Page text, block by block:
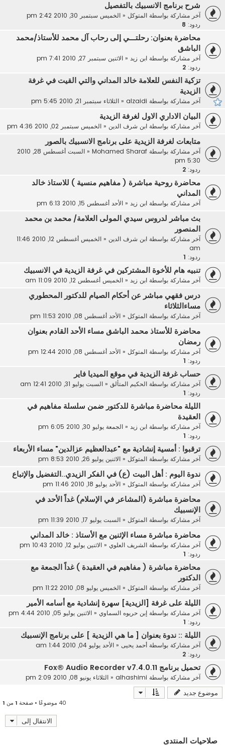
شرح برنامج الانسبيك بالتفصيل
آخر مشاركة بواسطة المتوكل « الخميس سبتمبر 30, 2010 2:42 pm
ردود: 8
محاضرة بعنوان: رحلتـــي إلى رحاب آل محمد للأستاذ/محمد
الباشق
آخر مشاركة بواسطة ابن زيد « الاثنين سبتمبر 27, 2010 7:41 pm
ردود: 2
تزكية النفس للعلامة خالد المداني والتي القيت في غرفة
الزيدية
آخر مشاركة بواسطة alzaidi
« الثلاثاء سبتمبر 21, 2010 5:45 pm
البيان الاداري الاول لغرفة الزيدية
آخر مشاركة بواسطة ابن شرف الدين « الخميس سبتمبر 02, 2010 4:36 pm
متابعات لغرفة الزيدية على برنامج الانسبيك بالصور
آخر مشاركة بواسطة Mohamed Sharaf
«
السبت أغسطس 28, 2010
5:30 pm
ردود: 2
محاضرة روحية مباشرة ( مفاهيم منسية ) للاستاذ خالد
المداني
آخر مشاركة بواسطة ابن زيد « الأحد أغسطس 15, 2010 6:13 pm
بث مباشر لدروس سيدي المولى العلامة/ محمد بن محمد
المنصور
آخر مشاركة بواسطة ابن شرف الدين «
الخميس أغسطس 12, 2010 11:46
am
ردود: 1
تنبيه هام للأخوة المشتركين في غرفة الزيدية في الانسبيك
آخر مشاركة بواسطة ابن زيد « الخميس أغسطس 12, 2010 11:09 am
درس فقهي مباشر عن أحكام الصيام للدكتور المحطوري
مساءالثلاثاء
آخر مشاركة بواسطة المتوكل « الأحد أغسطس 08, 2010 11:53 pm
محاضرة للأستاذ محمد الباشق مساء الأحد القادم بعنوان
رمضان
آخر مشاركة بواسطة المتوكل « الأحد أغسطس 08, 2010 12:44 pm
ردود: 1
حساب غرفة الزيدية في موقع الميديا فاير
آخر مشاركة بواسطة الحكيم المتألق « السبت يوليو 31, 2010 12:41 am
ردود: 1
الليلة محاضرة مباشرة للدكتور ضمن سلسلة مفاهيم في
العقيدة
آخر مشاركة بواسطة ابن زيد « الجمعة يوليو 30, 2010 6:05 pm
ردود: 1
ترقبوا : أمسية إنشادية مع "عبدالعظيم عزالدين" مساء الأربعاء
آخر مشاركة بواسطة المتوكل « الاثنين يوليو 26, 2010 8:53 pm
ندوة اليوم : أهل البيت (ع) في الفكر الزيدي..التفضيل والإتباع
آخر مشاركة بواسطة المتوكل « الأحد يوليو 18, 2010 11:46 pm
محاضرة مباشرة (المشاعر في الإسلام) غداً الأحد في
الإنسبيك
آخر مشاركة بواسطة المتوكل « السبت يوليو 17, 2010 11:39 pm
محاضرة مباشرة مساء الإثنين مع الأستاذ : خالد المداني
آخر مشاركة بواسطة الشريف العلوي « الاثنين يوليو 12, 2010 10:43 pm
ردود: 1
محاضرة مباشرة ( مفاهيم في العقيدة ) غداً الجمعة مع
الدكتور
آخر مشاركة بواسطة المتوكل « الخميس يوليو 08, 2010 11:22 pm
الليلة على غرفة [الزيدية] سهرة إنشادية مع أسامه الأمير
آخر مشاركة بواسطة إبن حريوه السماوي « الاثنين يوليو 05, 2010 4:44 pm
ردود: 1
الليلة :: ندوة بعنوان [ ما هي الزيدية ] على برنامج الإنسبيك
آخر مشاركة بواسطة أحمد يحيى « الأحد يوليو 04, 2010 1:44 am
ردود: 2
تحميل برنامج Fox® Audio Recorder v7.4.0.11
آخر مشاركة بواسطة alhashimi
« الثلاثاء يونيو 08, 2010 2:09 pm
موضوع جديد
40 موضوعًا • صفحة 1 من 1
الانتقال إلى
صلاحيات المنتدى